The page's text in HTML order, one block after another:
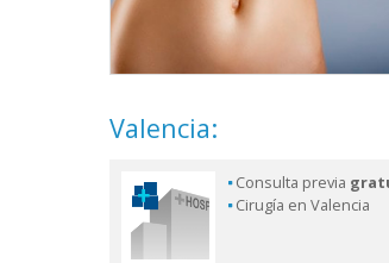
Valencia:
Consulta previa
Cirugía en Valencia